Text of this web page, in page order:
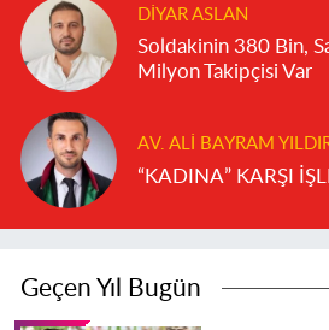
DIYAR ASLAN
Soldakinin 380 Bin,
Milyon Takipçisi Var
AV. ALI BAYRAM
“KADINA” KARŞI
Geçen Yıl Bugün